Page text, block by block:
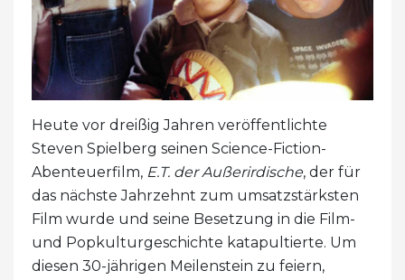
Heute vor dreißig Jahren veröffentlichte
Steven Spielberg seinen Science-Fiction-
Abenteuerfilm, E.T. der Außerirdische, der für
das nächste Jahrzehnt zum umsatzstärksten
Film wurde und seine Besetzung in die Film-
und Popkulturgeschichte katapultierte. Um
diesen 30-jährigen Meilenstein zu feiern,